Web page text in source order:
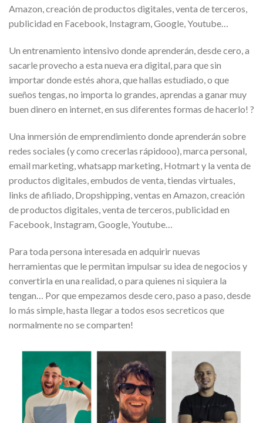
Amazon, creación de productos digitales, venta de terceros,
publicidad en Facebook, Instagram, Google, Youtube…
Un entrenamiento intensivo donde aprenderán, desde cero, a
sacarle provecho a esta nueva era digital, para que sin
importar donde estés ahora, que hallas estudiado, o que
sueños tengas, no importa lo grandes, aprendas a ganar muy
buen dinero en internet, en sus diferentes formas de hacerlo! ?
Una inmersión de emprendimiento donde aprenderán sobre
redes sociales (y como crecerlas rápidooo), marca personal,
email marketing, whatsapp marketing, Hotmart y la venta de
productos digitales, embudos de venta, tiendas virtuales,
links de afiliado, Dropshipping, ventas en Amazon, creación
de productos digitales, venta de terceros, publicidad en
Facebook, Instagram, Google, Youtube…
Para toda persona interesada en adquirir nuevas
herramientas que le permitan impulsar su idea de negocios y
convertirla en una realidad, o para quienes ni siquiera la
tengan… Por que empezamos desde cero, paso a paso, desde
lo más simple, hasta llegar a todos esos secreticos que
normalmente no se comparten!